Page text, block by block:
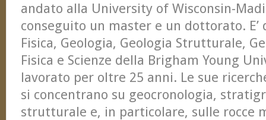
andato alla University of Wisconsin-
conseguito un master e un dottorato. E’
Fisica, Geologia, Geologia Strutturale,
Fisica e Scienze della Brigham Young
lavorato per oltre 25 anni. Le sue
si concentrano su geocronologia,
strutturale e, in particolare, sulle rocce